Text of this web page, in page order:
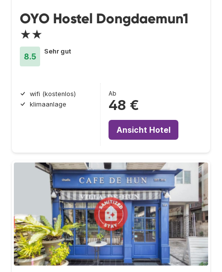
OYO Hostel Dongdaemun1
★★
8.5
Sehr gut
wifi (kostenlos)
klimaanlage
Ab
48 €
Ansicht Hotel